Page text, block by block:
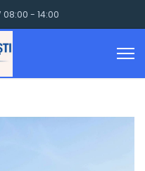
08:00 - 14:00